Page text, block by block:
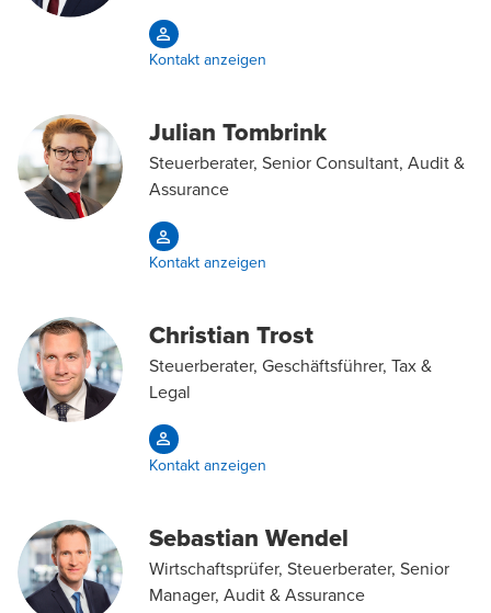
Kontakt anzeigen
Julian Tombrink
Steuerberater, Senior Consultant, Audit &
Assurance
Kontakt anzeigen
Christian Trost
Steuerberater, Geschäftsführer, Tax &
Legal
Kontakt anzeigen
Sebastian Wendel
Wirtschaftsprüfer, Steuerberater, Senior
Manager, Audit & Assurance